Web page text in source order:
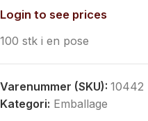
Login to see prices
100 stk i en pose
Varenummer (SKU): 10442
Kategori: Emballage